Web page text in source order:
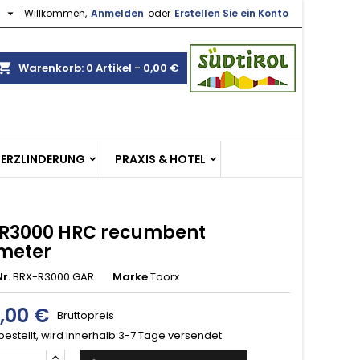
Willkommen, Anmelden oder Erstellen Sie ein Konto

Warenkorb: 0 Artikel - 0,00 €
PRAXIS & HOTEL
HRC recumbent
BRX-R3000 GAR MarkeToorx
€ Bruttopreis
wird innerhalb 3-7 Tage versendet